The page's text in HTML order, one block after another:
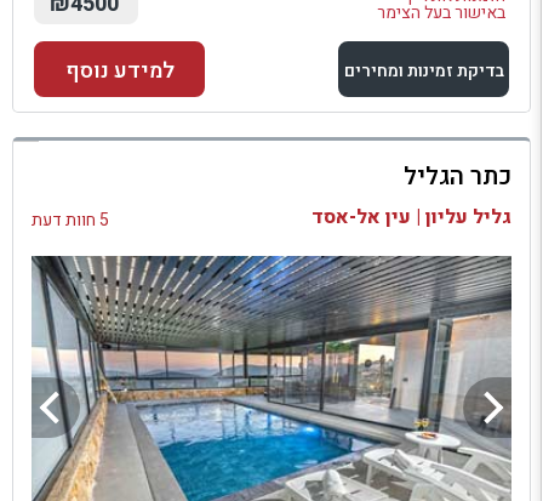
באישור בעל הצימר
בדיקת זמינות ומחירים
למתחם זה
בדיקת זמינות ומחירים
למידע נוסף
כתר הגליל
גליל עליון | עין אל-אסד 5 חוות דעת